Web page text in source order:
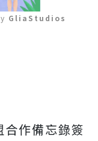
GliaStudios
作備忘錄簽